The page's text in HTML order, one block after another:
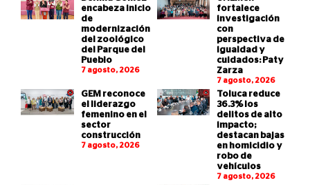
encabeza inicio
de
modernización
del zoológico
del Parque del
Pueblo
7 agosto, 2026
fortalece
investigación
con
perspectiva de
igualdad y
cuidados: Paty
Zarza
7 agosto, 2026
GEM reconoce
el liderazgo
femenino en el
sector
construcción
7 agosto, 2026
Toluca reduce
36.3% los
delitos de alto
impacto;
destacan bajas
en homicidio y
robo de
vehículos
7 agosto, 2026